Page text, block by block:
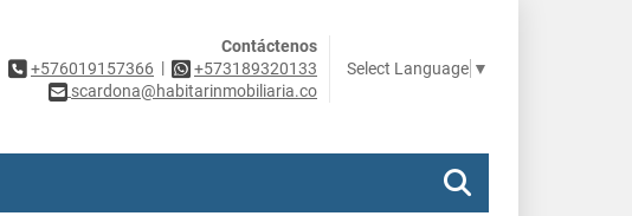
Contáctenos
+576019157366 |
+573189320133
scardona@habitarinmobiliaria.co
Select Language ▼